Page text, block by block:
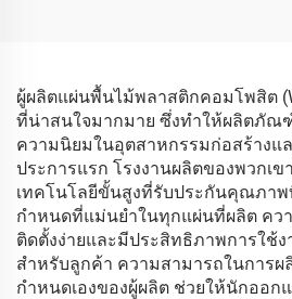
ผู้ผลิตแผ่นพื้นไม้พลาสติกคอมโพสิต
ที่น่าสนใจมากมาย ซึ่งทำให้ผลิตภัณ
ความนิยมในอุตสาหกรรมก่อสร้างแ
ประการแรก โรงงานผลิตของพวกเข
เทคโนโลยีขั้นสูงที่รับประกันคุณภา
กำหนดที่แม่นยำในทุกแผ่นที่ผลิต คว
ติดตั้งง่ายและมีประสิทธิภาพการใช้
สำหรับลูกค้า ความสามารถในการ
กำหนดเองของผู้ผลิต ช่วยให้นักออก